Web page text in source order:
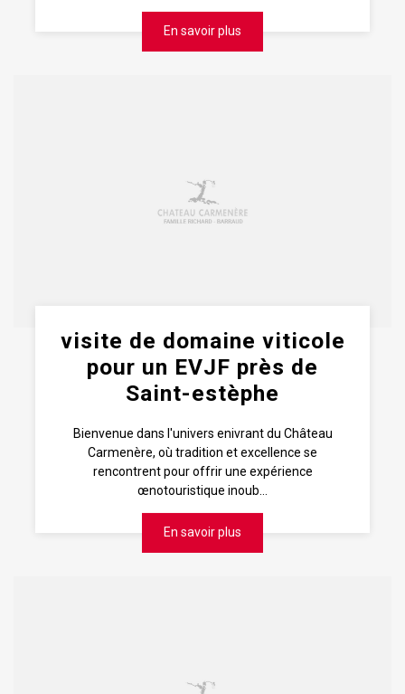
En savoir plus
visite de domaine viticole
pour un EVJF près de
Saint-estèphe
Bienvenue dans l'univers enivrant du Château
Carmenère, où tradition et excellence se
rencontrent pour offrir une expérience
œnotouristique inoub...
En savoir plus